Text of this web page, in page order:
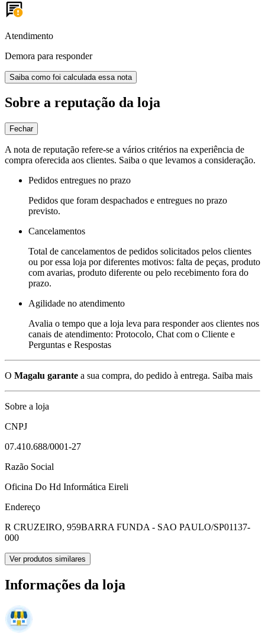
Atendimento
Demora para responder
Saiba como foi calculada essa nota
Sobre a reputação da loja
Fechar
A nota de reputação refere-se a vários critérios na experiência de
compra oferecida aos clientes. Saiba o que levamos a consideração.
Pedidos entregues no prazo
Pedidos que foram despachados e entregues no prazo
previsto.
Cancelamentos
Total de cancelamentos de pedidos solicitados pelos clientes
ou por essa loja por diferentes motivos: falta de peças, produto
com avarias, produto diferente ou pelo recebimento fora do
prazo.
Agilidade no atendimento
Avalia o tempo que a loja leva para responder aos clientes nos
canais de atendimento: Protocolo, Chat com o Cliente e
Perguntas e Respostas
O Magalu garante a sua compra, do pedido à entrega. Saiba mais
Sobre a loja
CNPJ
07.410.688/0001-27
Razão Social
Oficina Do Hd Informática Eireli
Endereço
R CRUZEIRO, 959BARRA FUNDA - SAO PAULO/SP01137-
000
Ver produtos similares
Informações da loja